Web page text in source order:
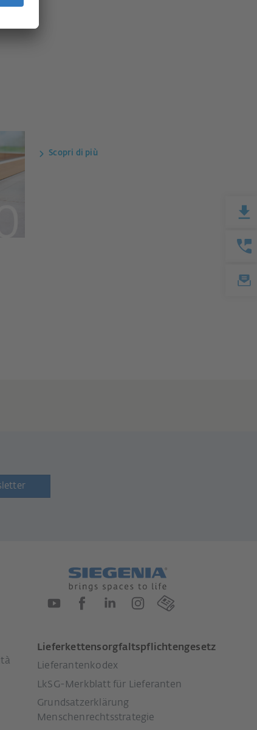
Scopri di più
Lieferkettensorgfaltspflichtengesetz
Lieferantenkodex
LkSG-Merkblatt für Lieferanten
Grundsatzerklärung
Menschenrechtsstrategie